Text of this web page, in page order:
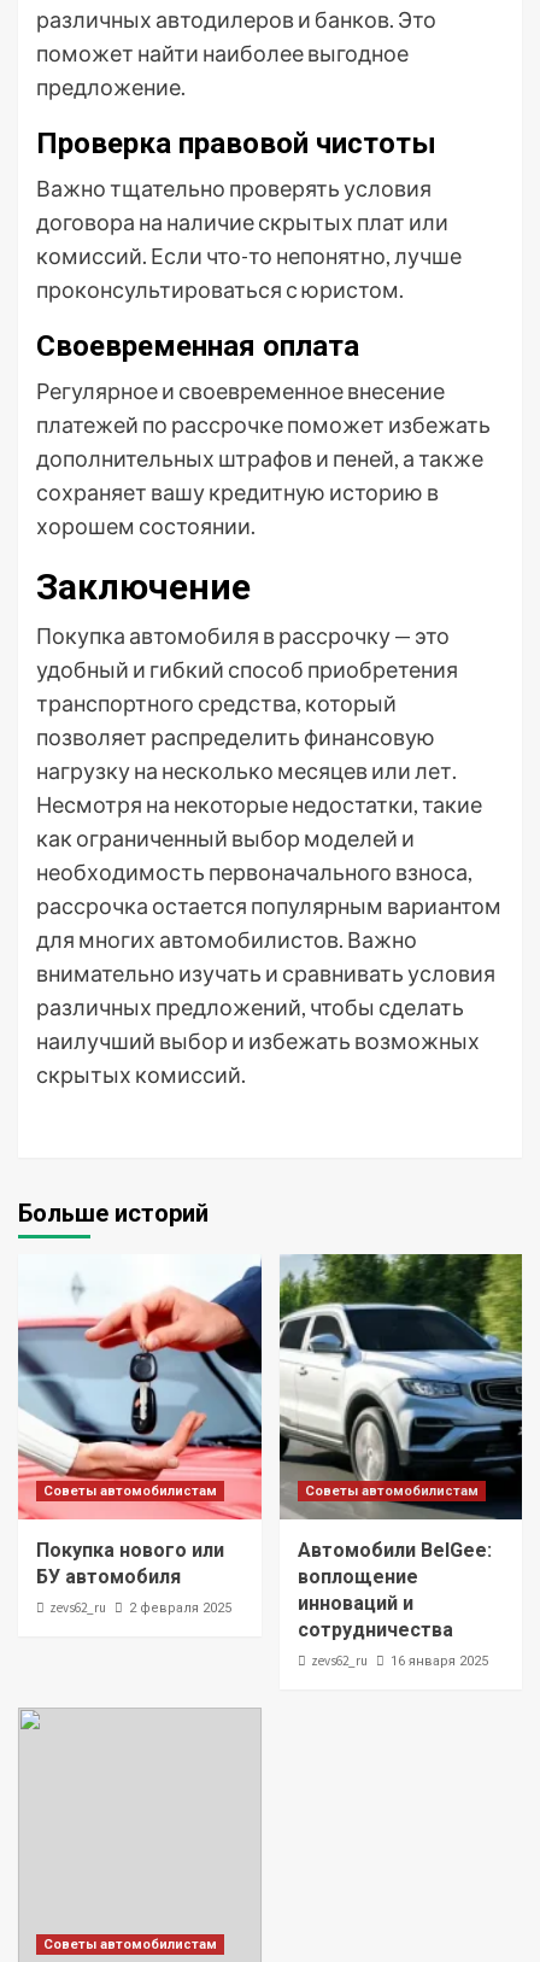
различных автодилеров и банков. Это
поможет найти наиболее выгодное
предложение.
Проверка правовой чистоты
Важно тщательно проверять условия
договора на наличие скрытых плат или
комиссий. Если что-то непонятно, лучше
проконсультироваться с юристом.
Своевременная оплата
Регулярное и своевременное внесение
платежей по рассрочке поможет избежать
дополнительных штрафов и пеней, а также
сохраняет вашу кредитную историю в
хорошем состоянии.
Заключение
Покупка автомобиля в рассрочку — это
удобный и гибкий способ приобретения
транспортного средства, который
позволяет распределить финансовую
нагрузку на несколько месяцев или лет.
Несмотря на некоторые недостатки, такие
как ограниченный выбор моделей и
необходимость первоначального взноса,
рассрочка остается популярным вариантом
для многих автомобилистов. Важно
внимательно изучать и сравнивать условия
различных предложений, чтобы сделать
наилучший выбор и избежать возможных
скрытых комиссий.
Больше историй
Советы автомобилистам
Покупка нового или
БУ автомобиля
zevs62_ru 2 февраля 2025
Советы автомобилистам
Автомобили BelGee:
воплощение
инноваций и
сотрудничества
zevs62_ru 16 января 2025
Советы автомобилистам